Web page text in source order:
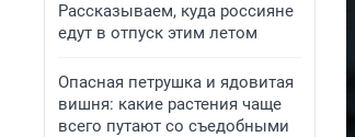
Рассказываем, куда россияне
едут в отпуск этим летом
Опасная петрушка и ядовитая
вишня: какие растения чаще
всего путают со съедобными